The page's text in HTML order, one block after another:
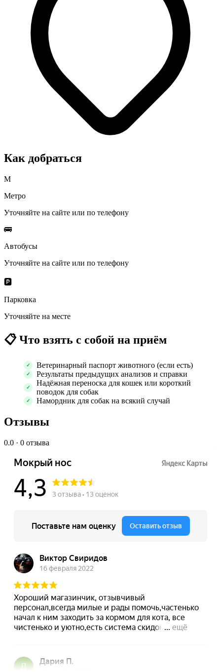
Как добраться
М
Метро
Уточняйте на сайте или по телефону
🚌
Автобусы
Уточняйте на сайте или по телефону
🅿️
Парковка
Уточняйте на месте
📋Что взять с собой на приём
Ветеринарный паспорт животного (если есть)
Результаты предыдущих анализов и справки
Надёжная переноска для кошек или короткий
поводок для собак
Намордник для собак на всякий случай
Отзывы
0.0 · 0 отзыва